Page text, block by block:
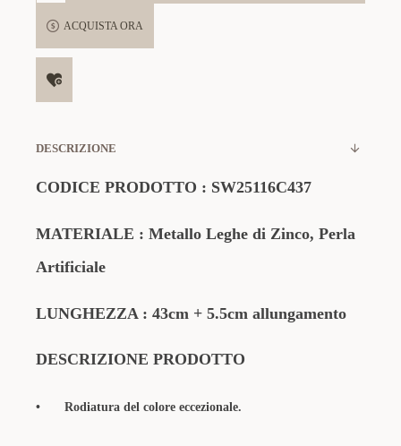
ACQUISTA ORA
DESCRIZIONE
CODICE PRODOTTO : SW25116C437
MATERIALE : Metallo Leghe di Zinco, Perla
Artificiale
LUNGHEZZA : 43cm + 5.5cm allungamento
DESCRIZIONE PRODOTTO
• Rodiatura del colore eccezionale.